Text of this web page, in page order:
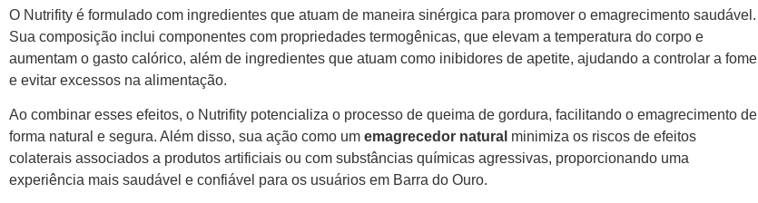
O Nutrifity é formulado com ingredientes que atuam de maneira sinérgica para promover o emagrecimento saudável.
Sua composição inclui componentes com propriedades termogênicas, que elevam a temperatura do corpo e
aumentam o gasto calórico, além de ingredientes que atuam como inibidores de apetite, ajudando a controlar a fome
e evitar excessos na alimentação.
Ao combinar esses efeitos, o Nutrifity potencializa o processo de queima de gordura, facilitando o emagrecimento de
forma natural e segura. Além disso, sua ação como um emagrecedor natural minimiza os riscos de efeitos
colaterais associados a produtos artificiais ou com substâncias químicas agressivas, proporcionando uma
experiência mais saudável e confiável para os usuários em Barra do Ouro.